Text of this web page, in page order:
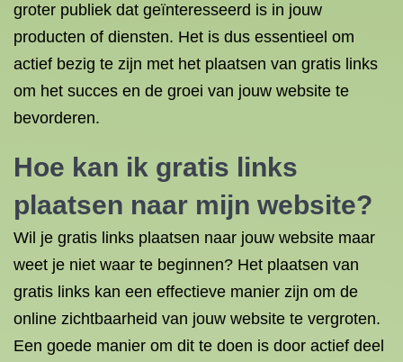
groter publiek dat geïnteresseerd is in jouw
producten of diensten. Het is dus essentieel om
actief bezig te zijn met het plaatsen van gratis links
om het succes en de groei van jouw website te
bevorderen.
Hoe kan ik gratis links
plaatsen naar mijn website?
Wil je gratis links plaatsen naar jouw website maar
weet je niet waar te beginnen? Het plaatsen van
gratis links kan een effectieve manier zijn om de
online zichtbaarheid van jouw website te vergroten.
Een goede manier om dit te doen is door actief deel